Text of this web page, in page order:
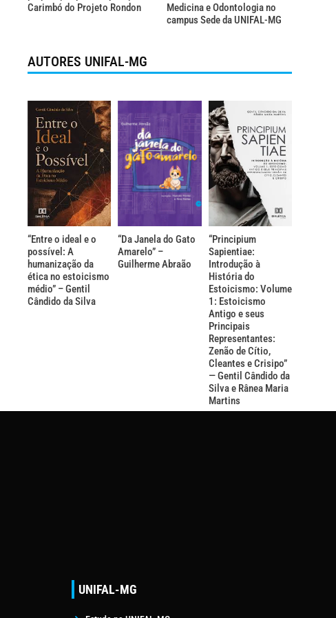
Carimbó do Projeto Rondon
Medicina e Odontologia no
campus Sede da UNIFAL-MG
AUTORES UNIFAL-MG
“Entre o ideal e o
possível: A
humanização da
ética no estoicismo
médio” – Gentil
Cândido da Silva
“Da Janela do Gato
Amarelo” –
Guilherme Abraão
“Principium
Sapientiae:
Introdução à
História do
Estoicismo: Volume
1: Estoicismo
Antigo e seus
Principais
Representantes:
Zenão de Cítio,
Cleantes e Crisipo”
— Gentil Cândido da
Silva e Rânea Maria
Martins
UNIFAL-MG